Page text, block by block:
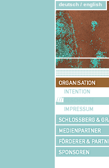
deutsch / english
Organisation
Intention
Geschichte
Impressum
Schlossberg
&
Graz
Medienpartner
Förderer
&
Partner
Sponsoren